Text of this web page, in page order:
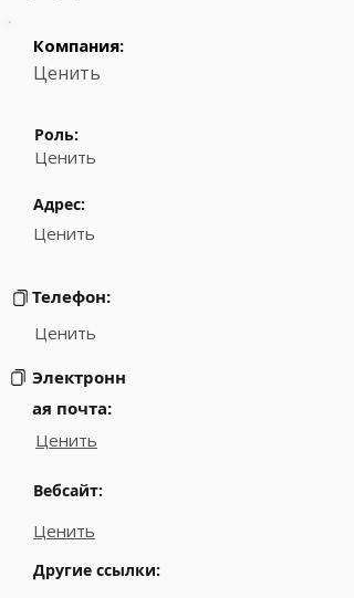
Компания:
Ценить
Роль:
Ценить
Адрес:
Ценить
Телефон:
Ценить
Электронн
ая почта:
Ценить
Вебсайт:
Ценить
Другие ссылки: